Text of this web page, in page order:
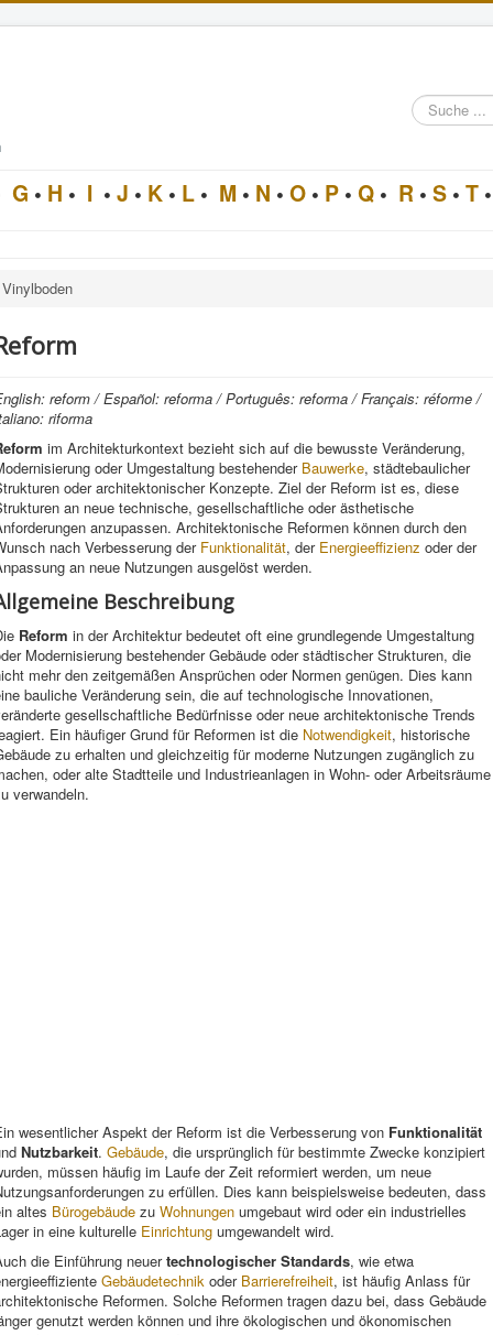
Suche
im
G • H • I • J • K • L • M • N • O • P • Q • R • S • T •
Vinylboden
reform / Español: reforma / Português: reforma / Français: réforme /
riforma
im Architekturkontext bezieht sich auf die bewusste Veränderung,
oder Umgestaltung bestehender Bauwerke, städtebaulicher
oder architektonischer Konzepte. Ziel der Reform ist es, diese
an neue technische, gesellschaftliche oder ästhetische
anzupassen. Architektonische Reformen können durch den
nach Verbesserung der Funktionalität, der Energieeffizienz oder der
an neue Nutzungen ausgelöst werden.
Beschreibung
Reform in der Architektur bedeutet oft eine grundlegende Umgestaltung
Modernisierung bestehender Gebäude oder städtischer Strukturen, die
mehr den zeitgemäßen Ansprüchen oder Normen genügen. Dies kann
bauliche Veränderung sein, die auf technologische Innovationen,
gesellschaftliche Bedürfnisse oder neue architektonische Trends
Ein häufiger Grund für Reformen ist die Notwendigkeit, historische
zu erhalten und gleichzeitig für moderne Nutzungen zugänglich zu
oder alte Stadtteile und Industrieanlagen in Wohn- oder Arbeitsräume
verwandeln.
wesentlicher Aspekt der Reform ist die Verbesserung von Funktionalität
Nutzbarkeit. Gebäude, die ursprünglich für bestimmte Zwecke konzipiert
müssen häufig im Laufe der Zeit reformiert werden, um neue
zu erfüllen. Dies kann beispielsweise bedeuten, dass
altes Bürogebäude zu Wohnungen umgebaut wird oder ein industrielles
in eine kulturelle Einrichtung umgewandelt wird.
die Einführung neuertechnologischer Standards, wie etwa
Gebäudetechnik oder Barrierefreiheit, ist häufig Anlass für
Reformen. Solche Reformen tragen dazu bei, dass Gebäude
genutzt werden können und ihre ökologischen und ökonomischen